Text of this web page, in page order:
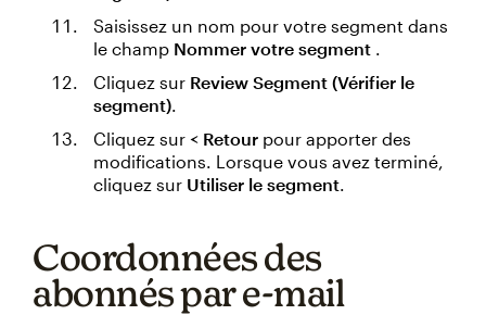
Saisissez un nom pour votre segment dans
le champ Nommer votre segment .
Cliquez sur Review Segment (Vérifier le
segment).
Cliquez sur < Retour pour apporter des
modifications. Lorsque vous avez terminé,
cliquez sur Utiliser le segment.
Coordonnées des
abonnés par e-mail